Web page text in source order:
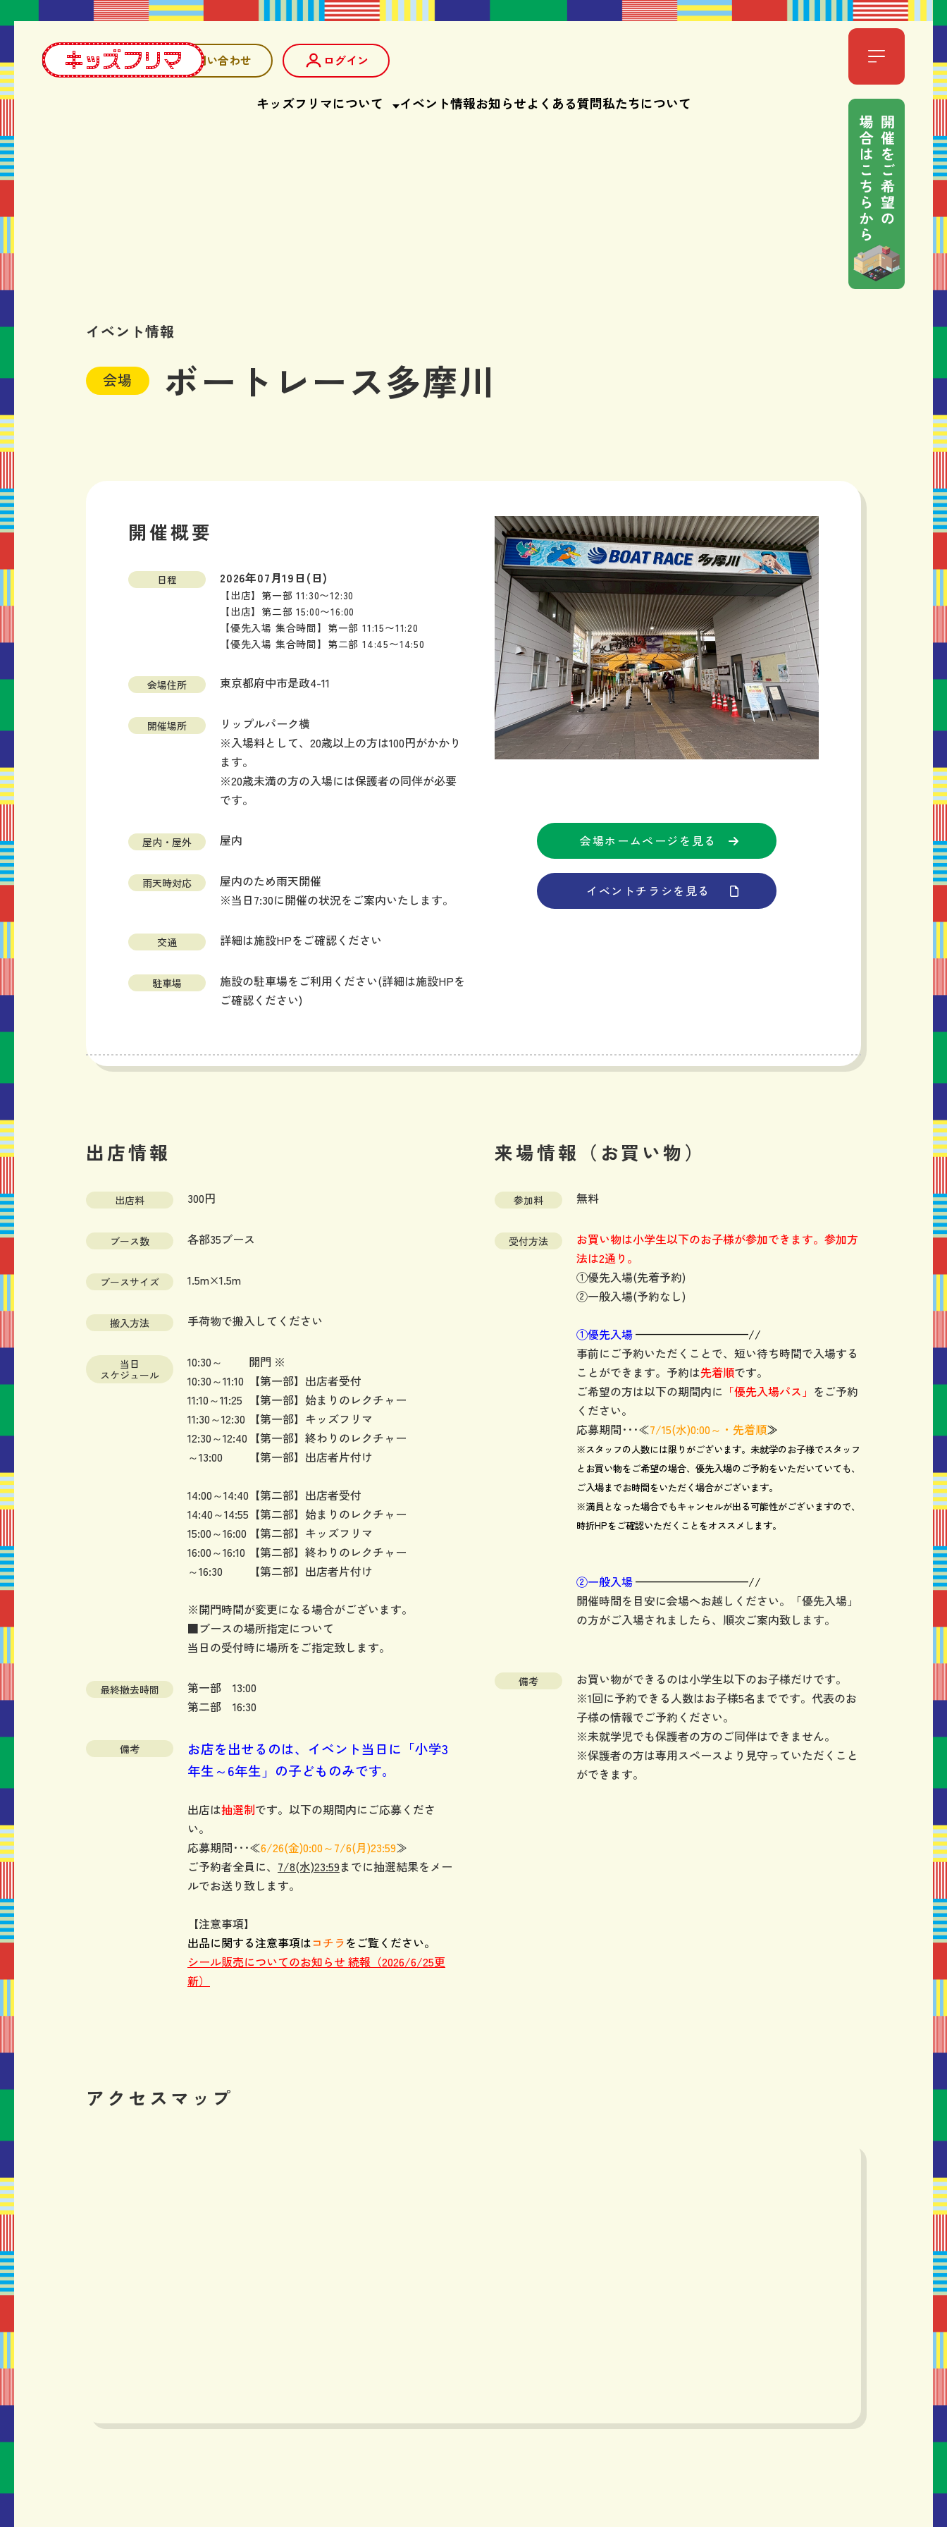
お問い合わせ ログイン
キッズフリマについて イベント情報お知らせよくある質問私たちについて
イベント情報
会場 ボートレース多摩川
開催概要
日程 2026年07月19日(日)
【出店】第一部 11:30〜12:30
【出店】第二部 15:00〜16:00
【優先入場 集合時間】第一部 11:15〜11:20
【優先入場 集合時間】第二部 14:45〜14:50
会場住所 東京都府中市是政4-11
開催場所
リップルパーク横
※入場料として、20歳以上の方は100円がかかり
ます。
※20歳未満の方の入場には保護者の同伴が必要
です。
屋内・屋外 屋内
雨天時対応
屋内のため雨天開催
※当日7:30に開催の状況をご案内いたします。
交通 詳細は施設HPをご確認ください
駐車場
施設の駐車場をご利用ください(詳細は施設HPを
ご確認ください)
会場ホームページを見る
イベントチラシを見る
出店情報
出店料 300円
ブース数 各部35ブース
ブースサイズ 1.5m×1.5m
搬入方法 手荷物で搬入してください
当日
スケジュール
10:30～
開門 ※
10:30～11:10
【第一部】出店者受付
11:10～11:25
【第一部】始まりのレクチャー
11:30～12:30
【第一部】キッズフリマ
12:30～12:40 【第一部】終わりのレクチャー
～13:00
【第一部】出店者片付け
14:00～14:40 【第二部】出店者受付
14:40～14:55 【第二部】始まりのレクチャー
15:00～16:00 【第二部】キッズフリマ
16:00～16:10
【第二部】終わりのレクチャー
～16:30
【第二部】出店者片付け
※開門時間が変更になる場合がございます。
■ブースの場所指定について
当日の受付時に場所をご指定致します。
最終撤去時間
第一部 13:00
第二部 16:30
備考
お店を出せるのは、イベント当日に「小学3
年生～6年生」の子どものみです。
出店は抽選制です。以下の期間内にご応募くださ
い。
応募期間･･･≪6/26(金)0:00～7/6(月)23:59≫
ご予約者全員に、 7/8(水)23:59までに抽選結果をメー
ルでお送り致します。
【注意事項】
出品に関する注意事項はコチラをご覧ください。
シール販売についてのお知らせ 続報（2026/6/25更
新）
来場情報（お買い物）
参加料 無料
受付方法 お買い物は小学生以下のお子様が参加できます。 参加方
法は2通り 。
①優先入場(先着予約)
②一般入場(予約なし)
①優先入場——————————//
事前にご予約いただくことで、短い待ち時間で入場する
ことができます。予約は先着順です。
ご希望の方は以下の期間内に 「優先入場パス」 をご予約
ください。
応募期間･･･≪7/15(水)0:00～・先着順≫
※スタッフの人数には限りがございます。未就学のお子様でスタッフ
とお買い物をご希望の場合、優先入場のご予約をいただいていても、
ご入場までお時間をいただく場合がございます。
※満員となった場合でもキャンセルが出る可能性がございますので、
時折HPをご確認いただくことをオススメします。
②一般入場——————————//
開催時間を目安に会場へお越しください。「優先入場」
の方がご入場されましたら、順次ご案内致します。
備考
お買い物ができるのは小学生以下のお子様だけです。
※1回に予約できる人数はお子様5名までです。代表のお
子様の情報でご予約ください。
※未就学児でも保護者の方のご同伴はできません。
※保護者の方は専用スペースより見守っていただくこと
ができます。
アクセスマップ